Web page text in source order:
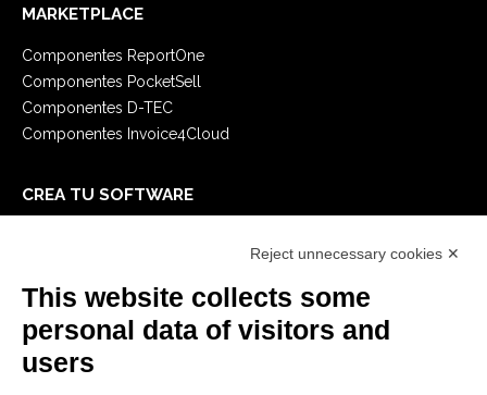
MARKETPLACE
Componentes ReportOne
Componentes PocketSell
Componentes D-TEC
Componentes Invoice4Cloud
CREA TU SOFTWARE
E-Book
LEGALES
Reject unnecessary cookies ✕
This website collects some
personal data of visitors and
users